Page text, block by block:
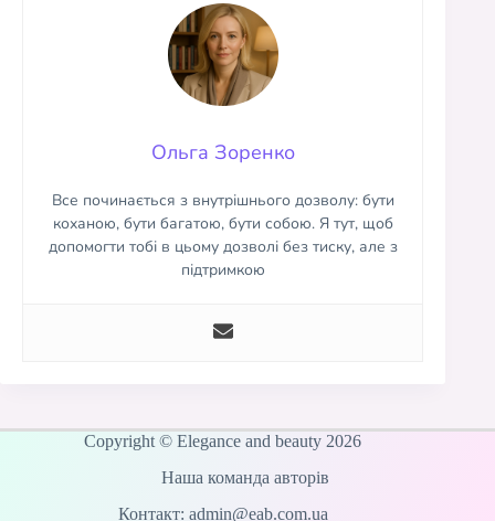
Ольга Зоренко
Все починається з внутрішнього дозволу: бути
коханою, бути багатою, бути собою. Я тут, щоб
допомогти тобі в цьому дозволі без тиску, але з
підтримкою
Copyright © Elegance and beauty 2026
Наша команда авторів
Контакт: admin@eab.com.ua